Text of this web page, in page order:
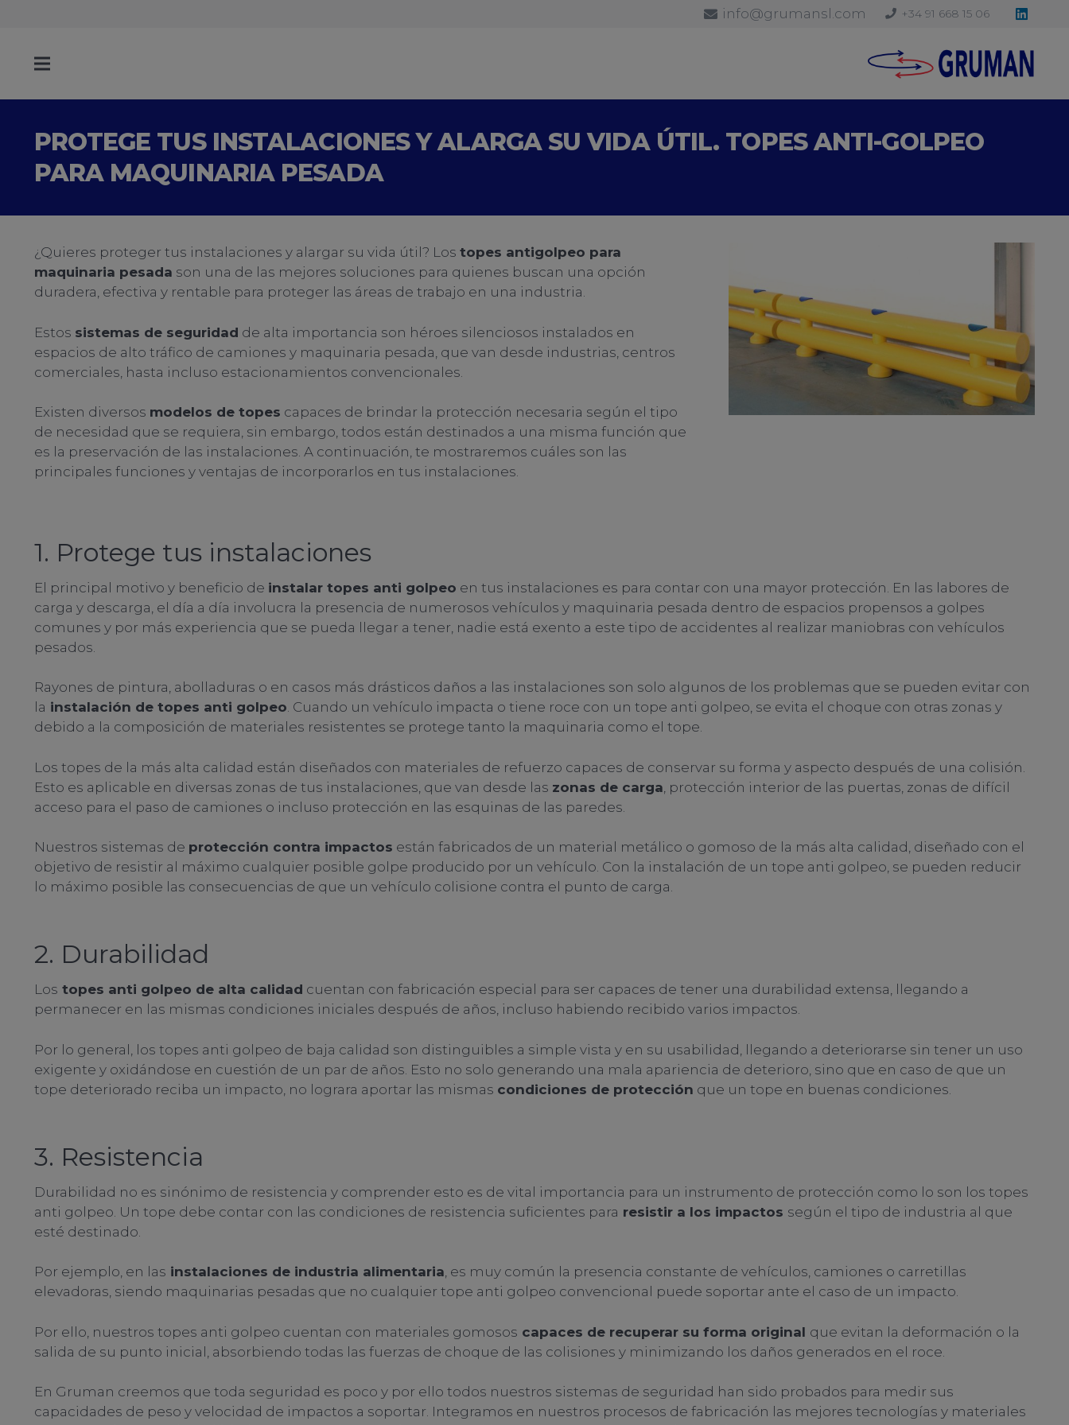
info@grumansl.com +34 91 668 15 06
PROTEGE TUS INSTALACIONES Y ALARGA SU VIDA ÚTIL. TOPES ANTI-GOLPEO
PARA MAQUINARIA PESADA
¿Quieres proteger tus instalaciones y alargar su vida útil? Los topes antigolpeo para
maquinaria pesada son una de las mejores soluciones para quienes buscan una opción
duradera, efectiva y rentable para proteger las áreas de trabajo en una industria.
Estos sistemas de seguridad de alta importancia son héroes silenciosos instalados en
espacios de alto tráfico de camiones y maquinaria pesada, que van desde industrias, centros
comerciales, hasta incluso estacionamientos convencionales.
Existen diversos modelos de topes capaces de brindar la protección necesaria según el tipo
de necesidad que se requiera, sin embargo, todos están destinados a una misma función que
es la preservación de las instalaciones. A continuación, te mostraremos cuáles son las
principales funciones y ventajas de incorporarlos en tus instalaciones.
1. Protege tus instalaciones
El principal motivo y beneficio de instalar topes anti golpeo en tus instalaciones es para contar con una mayor protección. En las labores de
carga y descarga, el día a día involucra la presencia de numerosos vehículos y maquinaria pesada dentro de espacios propensos a golpes
comunes y por más experiencia que se pueda llegar a tener, nadie está exento a este tipo de accidentes al realizar maniobras con vehículos
pesados.
Rayones de pintura, abolladuras o en casos más drásticos daños a las instalaciones son solo algunos de los problemas que se pueden evitar con
la instalación de topes anti golpeo. Cuando un vehículo impacta o tiene roce con un tope anti golpeo, se evita el choque con otras zonas y
debido a la composición de materiales resistentes se protege tanto la maquinaria como el tope.
Los topes de la más alta calidad están diseñados con materiales de refuerzo capaces de conservar su forma y aspecto después de una colisión.
Esto es aplicable en diversas zonas de tus instalaciones, que van desde las zonas de carga , protección interior de las puertas, zonas de difícil
acceso para el paso de camiones o incluso protección en las esquinas de las paredes.
Nuestros sistemas de protección contra impactos están fabricados de un material metálico o gomoso de la más alta calidad, diseñado con el
objetivo de resistir al máximo cualquier posible golpe producido por un vehículo. Con la instalación de un tope anti golpeo, se pueden reducir
lo máximo posible las consecuencias de que un vehículo colisione contra el punto de carga.
2. Durabilidad
Los topes anti golpeo de alta calidad cuentan con fabricación especial para ser capaces de tener una durabilidad extensa, llegando a
permanecer en las mismas condiciones iniciales después de años, incluso habiendo recibido varios impactos.
Por lo general, los topes anti golpeo de baja calidad son distinguibles a simple vista y en su usabilidad, llegando a deteriorarse sin tener un uso
exigente y oxidándose en cuestión de un par de años. Esto no solo generando una mala apariencia de deterioro, sino que en caso de que un
tope deteriorado reciba un impacto, no lograra aportar las mismas condiciones de protección que un tope en buenas condiciones.
3. Resistencia
Durabilidad no es sinónimo de resistencia y comprender esto es de vital importancia para un instrumento de protección como lo son los topes
anti golpeo. Un tope debe contar con las condiciones de resistencia suficientes para resistir a los impactos según el tipo de industria al que
esté destinado.
Por ejemplo, en las instalaciones de industria alimentaria, es muy común la presencia constante de vehículos, camiones o carretillas
elevadoras, siendo maquinarias pesadas que no cualquier tope anti golpeo convencional puede soportar ante el caso de un impacto.
Por ello, nuestros topes anti golpeo cuentan con materiales gomosos capaces de recuperar su forma original que evitan la deformación o la
salida de su punto inicial, absorbiendo todas las fuerzas de choque de las colisiones y minimizando los daños generados en el roce.
En Gruman creemos que toda seguridad es poco y por ello todos nuestros sistemas de seguridad han sido probados para medir sus
capacidades de peso y velocidad de impactos a soportar. Integramos en nuestros procesos de fabricación las mejores tecnologías y materiales